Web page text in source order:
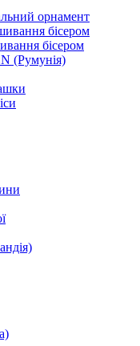
орнамент
бісером
бісером
(Румунія)